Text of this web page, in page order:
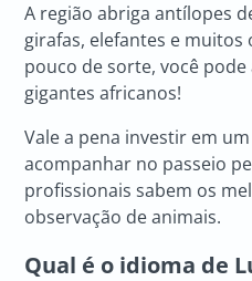
A região abriga antílopes
girafas, elefantes e
pouco de sorte, você
gigantes africanos!
Vale a pena investir em
acompanhar no passeio
profissionais sabem os
observação de animais.
Qual é o idioma de